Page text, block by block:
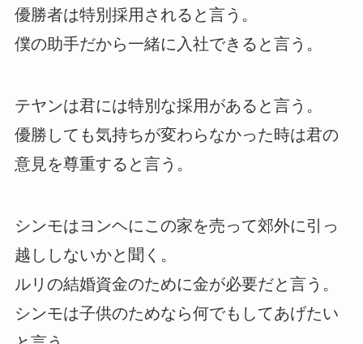
優勝者は特別採用されると言う。
僕の助手だから一緒に入社できると言う。
テヤンは君には特別な採用があると言う。
優勝しても気持ちが変わらなかった時は君の
意見を尊重すると言う。
シンモはヨンヘにこの家を売って郊外に引っ
越ししないかと聞く。
ルリの結婚資金のために金が必要だと言う。
シンモは子供のためなら何でもしてあげたい